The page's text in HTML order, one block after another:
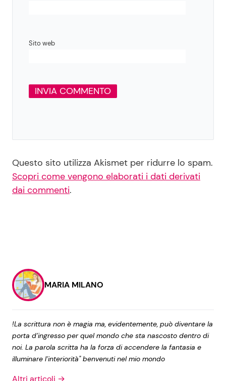
Sito web
Questo sito utilizza Akismet per ridurre lo spam.
Scopri come vengono elaborati i dati derivati
dai commenti.
MARIA MILANO
!La scrittura non è magia ma, evidentemente, può diventare la
porta d’ingresso per quel mondo che sta nascosto dentro di
noi. La parola scritta ha la forza di accendere la fantasia e
illuminare l’interiorità" benvenuti nel mio mondo
Altri articoli →